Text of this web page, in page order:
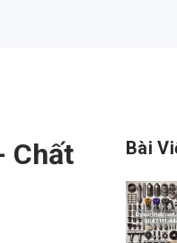
Chất
Bài